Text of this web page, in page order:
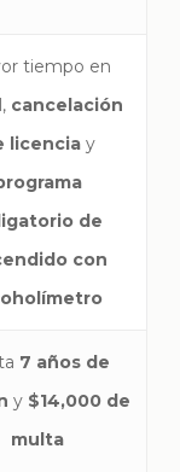
tiempo en
cancelación
licenciay
de
con
7 años de
y $14,000 de
multa